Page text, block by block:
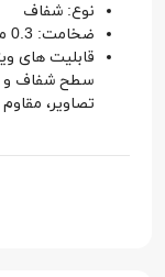
نوع: شفاف
ضخامت: 0.3 میلیمتر
قابلیت های
سطح شفاف و
تصاویر،